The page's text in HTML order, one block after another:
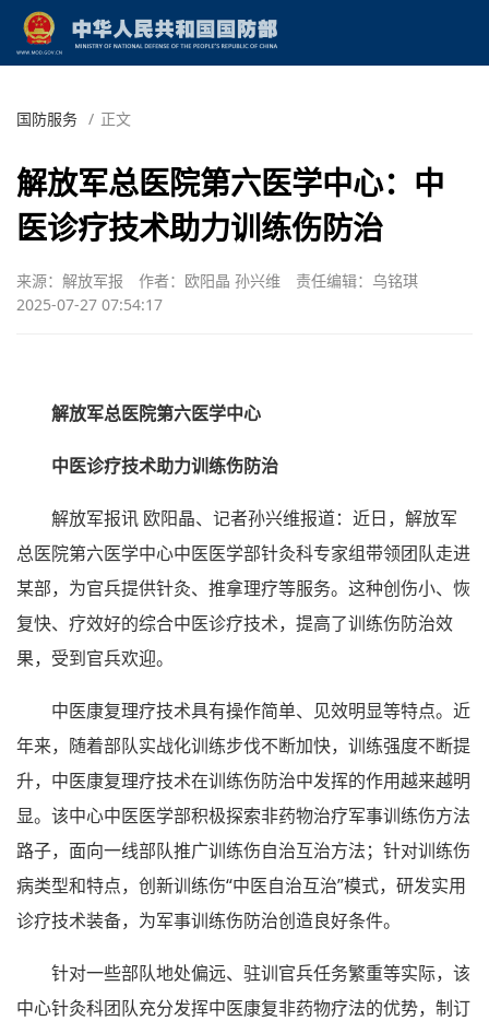
国防服务 / 正文
解放军总医院第六医学中心：中
医诊疗技术助力训练伤防治
来源：解放军报 作者：欧阳晶 孙兴维
责任编辑：乌铭琪
2025-07-27 07:54:17
解放军总医院第六医学中心
中医诊疗技术助力训练伤防治
解放军报讯 欧阳晶、记者孙兴维报道：近日，解放军
总医院第六医学中心中医医学部针灸科专家组带领团队走进
某部，为官兵提供针灸、推拿理疗等服务。这种创伤小、恢
复快、疗效好的综合中医诊疗技术，提高了训练伤防治效
果，受到官兵欢迎。
中医康复理疗技术具有操作简单、见效明显等特点。近
年来，随着部队实战化训练步伐不断加快，训练强度不断提
升，中医康复理疗技术在训练伤防治中发挥的作用越来越明
显。该中心中医医学部积极探索非药物治疗军事训练伤方法
路子，面向一线部队推广训练伤自治互治方法；针对训练伤
病类型和特点，创新训练伤“中医自治互治”模式，研发实用
诊疗技术装备，为军事训练伤防治创造良好条件。
针对一些部队地处偏远、驻训官兵任务繁重等实际，该
中心针灸科团队充分发挥中医康复非药物疗法的优势，制订